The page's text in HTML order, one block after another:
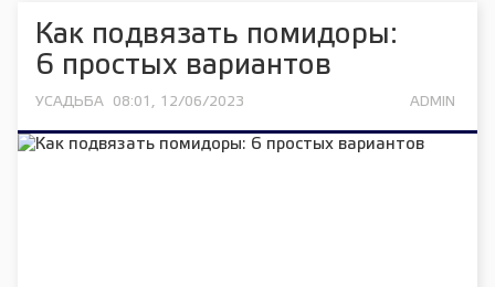
Как подвязать помидоры:
6 простых вариантов
УСАДЬБА 08:01, 12/06/2023 ADMIN